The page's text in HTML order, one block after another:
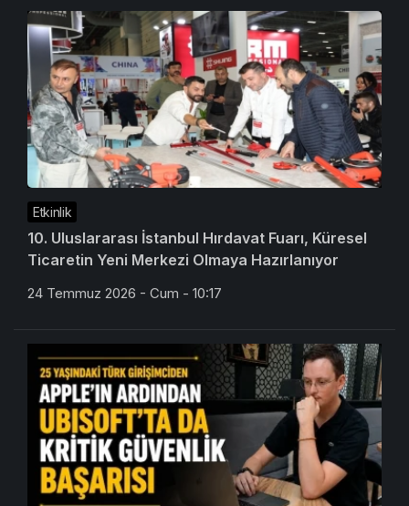
Etkinlik
10. Uluslararası İstanbul Hırdavat Fuarı, Küresel
Ticaretin Yeni Merkezi Olmaya Hazırlanıyor
24 Temmuz 2026 - Cum - 10:17